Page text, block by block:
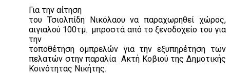
Για την αίτηση
του Τσιολπίδη Νικόλαου να παραχωρηθεί χώρος,
αιγιαλού 100τμ. μπροστά από το ξενοδοχείο του για
την
τοποθέτηση ομπρελών για την εξυπηρέτηση των
πελατών στην παραλία Ακτή Κοβιού της Δημοτικής
Κοινότητας Νικήτης.